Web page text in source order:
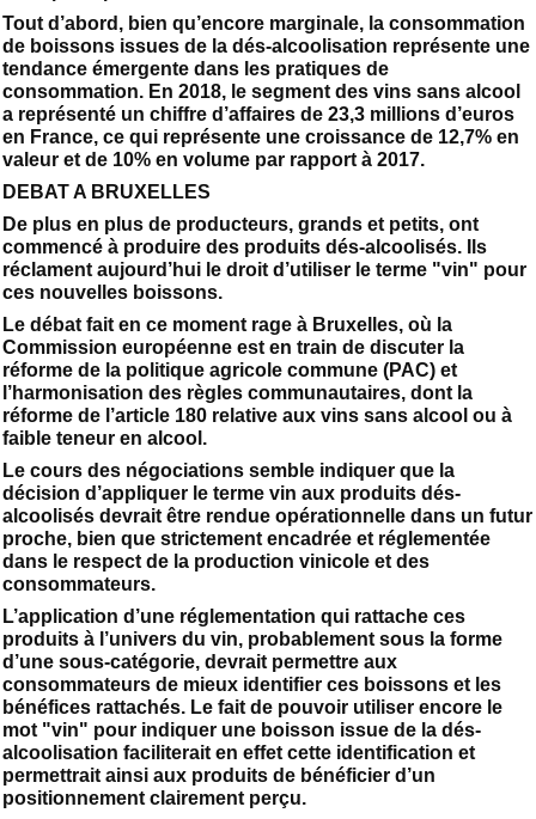
Tout d’abord, bien qu’encore marginale, la consommation
de boissons issues de la dés-alcoolisation représente une
tendance émergente dans les pratiques de
consommation. En 2018, le segment des vins sans alcool
a représenté un chiffre d’affaires de 23,3 millions d’euros
en France, ce qui représente une croissance de 12,7% en
valeur et de 10% en volume par rapport à 2017.
DEBAT A BRUXELLES
De plus en plus de producteurs, grands et petits, ont
commencé à produire des produits dés-alcoolisés. Ils
réclament aujourd’hui le droit d’utiliser le terme "vin" pour
ces nouvelles boissons.
Le débat fait en ce moment rage à Bruxelles, où la
Commission européenne est en train de discuter la
réforme de la politique agricole commune (PAC) et
l’harmonisation des règles communautaires, dont la
réforme de l’article 180 relative aux vins sans alcool ou à
faible teneur en alcool.
Le cours des négociations semble indiquer que la
décision d’appliquer le terme vin aux produits dés-
alcoolisés devrait être rendue opérationnelle dans un futur
proche, bien que strictement encadrée et réglementée
dans le respect de la production vinicole et des
consommateurs.
L’application d’une réglementation qui rattache ces
produits à l’univers du vin, probablement sous la forme
d’une sous-catégorie, devrait permettre aux
consommateurs de mieux identifier ces boissons et les
bénéfices rattachés. Le fait de pouvoir utiliser encore le
mot "vin" pour indiquer une boisson issue de la dés-
alcoolisation faciliterait en effet cette identification et
permettrait ainsi aux produits de bénéficier d’un
positionnement clairement perçu.